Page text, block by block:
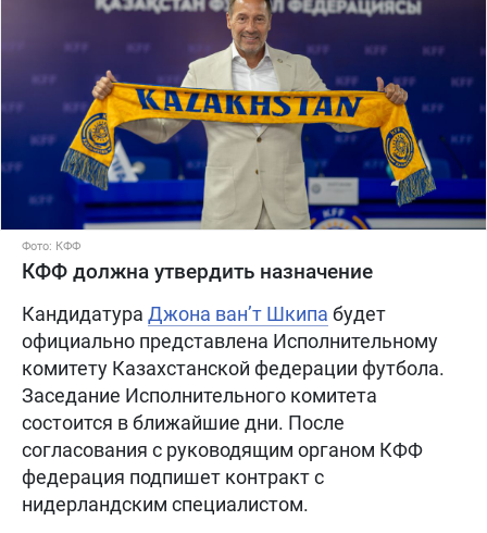
Фото: КФФ
КФФ должна утвердить назначение
Кандидатура Джона ван’т Шкипа будет
официально представлена Исполнительному
комитету Казахстанской федерации футбола.
Заседание Исполнительного комитета
состоится в ближайшие дни. После
согласования с руководящим органом КФФ
федерация подпишет контракт с
нидерландским специалистом.